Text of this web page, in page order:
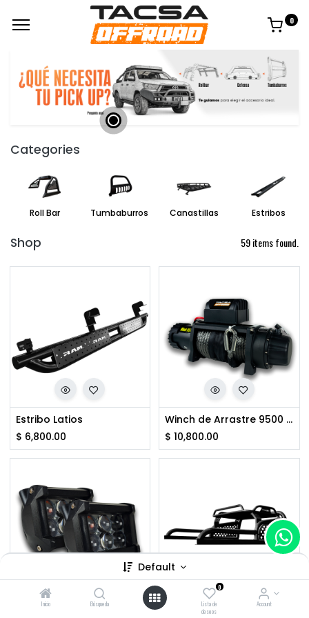
Default
Inicio Búsqueda
0
Lista de
deseos
Account
0
Categories
Roll Bar Tumbaburros Canastillas Estribos
Shop 59 items found.
Estribo Latios
$ 6,800.00
Winch de Arrastre 9500 Lbs
$ 10,800.00
Faro de Lupa